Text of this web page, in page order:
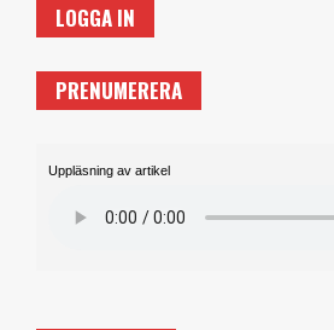
LOGGA IN
PRENUMERERA
Uppläsning av artikel